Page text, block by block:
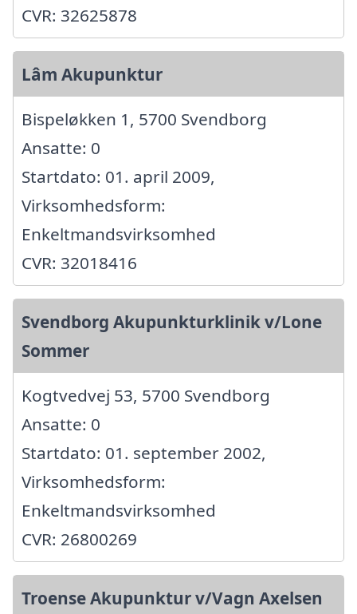
CVR: 32625878
Lâm Akupunktur
Bispeløkken 1, 5700 Svendborg
Ansatte: 0
Startdato: 01. april 2009,
Virksomhedsform:
Enkeltmandsvirksomhed
CVR: 32018416
Svendborg Akupunkturklinik v/Lone
Sommer
Kogtvedvej 53, 5700 Svendborg
Ansatte: 0
Startdato: 01. september 2002,
Virksomhedsform:
Enkeltmandsvirksomhed
CVR: 26800269
Troense Akupunktur v/Vagn Axelsen